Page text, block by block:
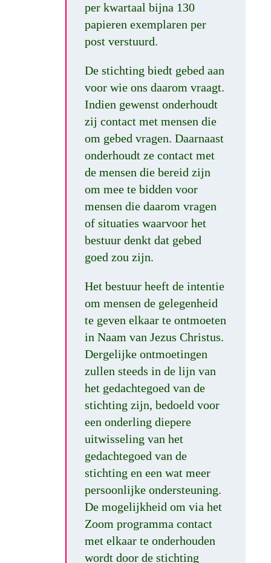
per kwartaal bijna 130
papieren exemplaren per
post verstuurd.
De stichting biedt gebed aan
voor wie ons daarom vraagt.
Indien gewenst onderhoudt
zij contact met mensen die
om gebed vragen. Daarnaast
onderhoudt ze contact met
de mensen die bereid zijn
om mee te bidden voor
mensen die daarom vragen
of situaties waarvoor het
bestuur denkt dat gebed
goed zou zijn.
Het bestuur heeft de intentie
om mensen de gelegenheid
te geven elkaar te ontmoeten
in Naam van Jezus Christus.
Dergelijke ontmoetingen
zullen steeds in de lijn van
het gedachtegoed van de
stichting zijn, bedoeld voor
een onderling diepere
uitwisseling van het
gedachtegoed van de
stichting en een wat meer
persoonlijke ondersteuning.
De mogelijkheid om via het
Zoom programma contact
met elkaar te onderhouden
wordt door de stichting